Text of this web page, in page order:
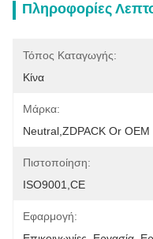
Πληροφορίες
Τόπος Καταγωγής:
Κίνα
Μάρκα:
Neutral,ZDPACK Or OEM
Πιστοποίηση:
ISO9001,CE
Εφαρμογή: